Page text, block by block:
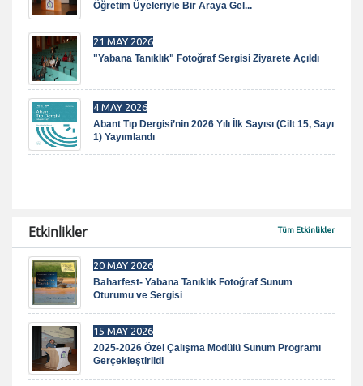
Öğretim Üyeleriyle Bir Araya Gel...
21 MAY 2026
"Yabana Tanıklık" Fotoğraf Sergisi Ziyarete Açıldı
4 MAY 2026
Abant Tıp Dergisi’nin 2026 Yılı İlk Sayısı (Cilt 15, Sayı
1) Yayımlandı
Etkinlikler Tüm Etkinlikler
20 MAY 2026
Baharfest- Yabana Tanıklık Fotoğraf Sunum
Oturumu ve Sergisi
15 MAY 2026
2025-2026 Özel Çalışma Modülü Sunum Programı
Gerçekleştirildi